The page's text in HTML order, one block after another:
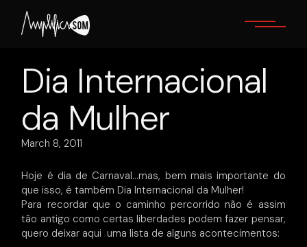
content
Dia Internacional
da Mulher
March 8, 2011
Hoje é dia de Carnaval…mas, bem mais importante do
que isso, é também Dia Internacional da Mulher!
Para recordar que o caminho percorrido não é assim
tão antigo como certas liberdades podem fazer pensar,
quero deixar aqui uma lista de alguns acontecimentos: